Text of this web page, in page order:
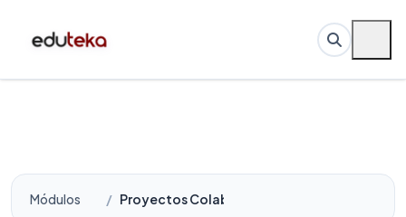
Módulos Proyectos Colaborativos por Internet